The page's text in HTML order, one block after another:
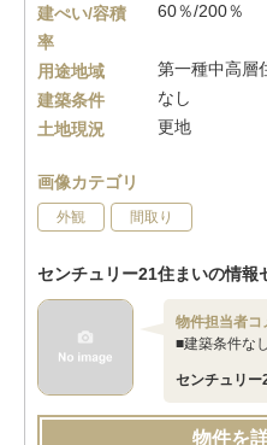
建ぺい/容積
率
60％/200％
用途地域
第一種中高層
建築条件
なし
土地現況
更地
画像カテゴリ
外観 間取り
センチュリー21住まいの情報
物件担当者コ
■建築条件な
センチュリー
物件を